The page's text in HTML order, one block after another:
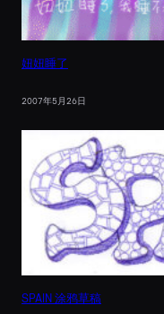
妞妞睡了
2007年5月26日
SPAIN 涂鸦草稿